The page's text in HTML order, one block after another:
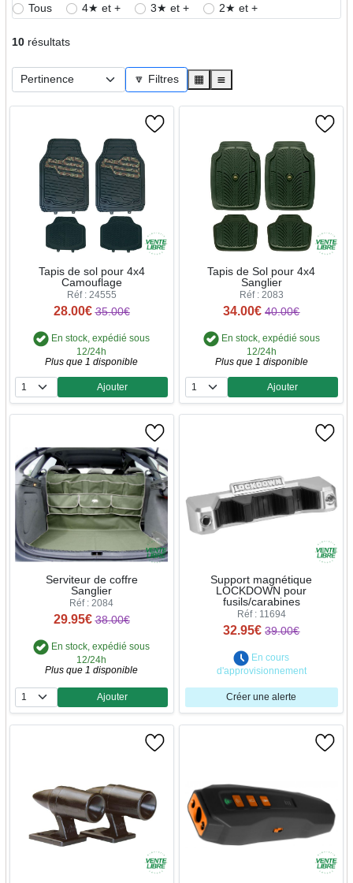
Tous
4★ et + 3★ et + 2★ et +
10résultats
🔽 Filtres ▦ ≣
Tapis de sol pour 4x4
Camouflage
Réf : 24555
28.00€ 35.00€
En stock, expédié sous
12/24h
Plus que 1 disponible
Quantité
Ajouter
Tapis de Sol pour 4x4
Sanglier
Réf : 2083
34.00€ 40.00€
En stock, expédié sous
12/24h
Plus que 1 disponible
Quantité
Ajouter
Serviteur de coffre
Sanglier
Réf : 2084
29.95€ 38.00€
En stock, expédié sous
12/24h
Plus que 1 disponible
Quantité
Ajouter
Support magnétique
LOCKDOWN pour
fusils/carabines
Réf : 11694
32.95€ 39.00€
En cours
d'approvisionnement
Créer une alerte